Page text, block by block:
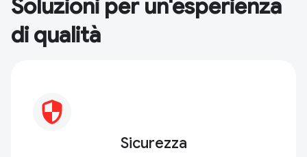
Soluzioni per un'esperienza
di qualità
Sicurezza